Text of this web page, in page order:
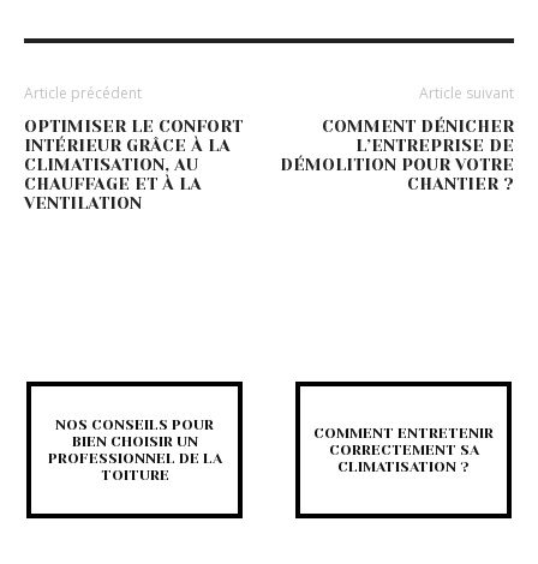
Article précédent
OPTIMISER LE CONFORT
INTÉRIEUR GRÂCE À LA
CLIMATISATION, AU
CHAUFFAGE ET À LA
VENTILATION
Article suivant
COMMENT DÉNICHER
L’ENTREPRISE DE
DÉMOLITION POUR VOTRE
CHANTIER ?
NOS CONSEILS POUR
BIEN CHOISIR UN
PROFESSIONNEL DE LA
TOITURE
COMMENT ENTRETENIR
CORRECTEMENT SA
CLIMATISATION ?